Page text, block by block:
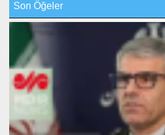
Son Öğeler